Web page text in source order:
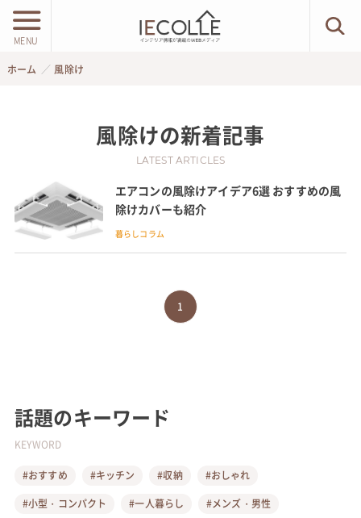
MENU
ホーム 風除け
風除けの新着記事
LATEST ARTICLES
エアコンの風除けアイデア6選 おすすめの風
除けカバーも紹介
暮らしコラム
1
話題のキーワード
KEYWORD
#おすすめ #キッチン #収納
#おしゃれ
#小型・コンパクト
#一人暮らし
#メンズ・男性